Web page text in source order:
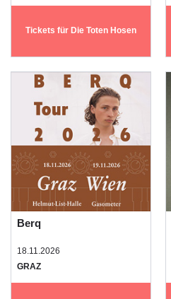
Tickets für Die Toten Hosen
Berq
18.11.2026
GRAZ